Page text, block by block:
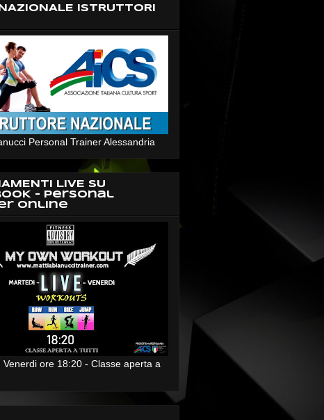
ISTRUTTORI
Personal Trainer Alessandria
LIVE SU
- Personal
Online
Venerdi ore 18:20 - Classe aperta a